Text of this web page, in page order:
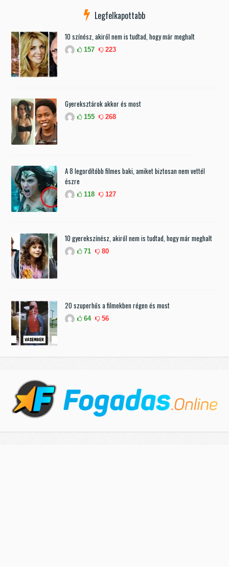
Legfelkapottabb
10 színész, akiről nem is tudtad, hogy már meghalt
157 223
Gyereksztárok akkor és most
155 268
A 8 legordítóbb filmes baki, amiket biztosan nem vettél
észre
118 127
10 gyerekszínész, akiről nem is tudtad, hogy már meghalt
71 80
20 szuperhős a filmekben régen és most
64 56